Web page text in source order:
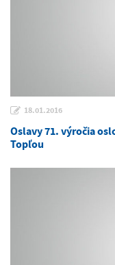
18.01.2016
Oslavy 71. výročia
Topľou